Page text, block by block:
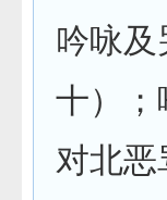
吟咏
十）
对北